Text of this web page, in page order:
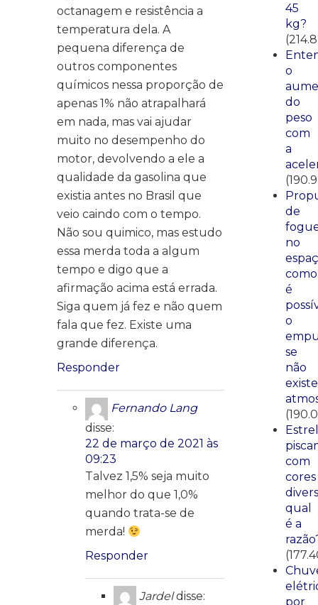
octanagem e resistência a
temperatura dela. A
pequena diferença de
outros componentes
químicos nessa proporção de
apenas 1% não atrapalhará
em nada, mas vai ajudar
muito no desempenho do
motor, devolvendo a ele a
qualidade da gasolina que
existia antes no Brasil que
veio caindo com o tempo.
Não sou quimico, mas estudo
essa merda toda a algum
tempo e digo que a
afirmação acima está errada.
Siga quem já fez e não quem
fala que fez. Existe uma
grande diferença.
Responder
Fernando Lang
disse:
22 de março de 2021 às
09:23
Talvez 1,5% seja muito
melhor do que 1,0%
quando trata-se de
merda!
Responder
Jardel disse:
45
kg?
o
do
peso
com
a
de
no
como
é
o
se
não
existe
com
cores
qual
é a
por